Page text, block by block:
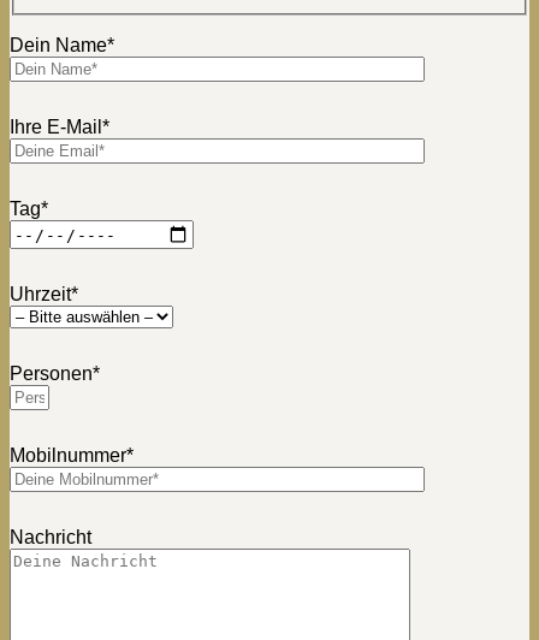
Dein Name*
Ihre E-Mail*
Tag*
Uhrzeit*
Personen*
Mobilnummer*
Nachricht